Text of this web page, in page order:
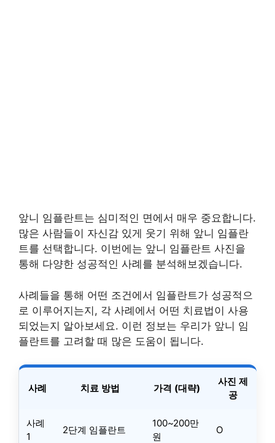
앞니 임플란트는 심미적인 면에서 매우 중요합니다.
많은 사람들이 자신감 있게 웃기 위해 앞니 임플란
트를 선택합니다. 이번에는 앞니 임플란트 사진을
통해 다양한 성공적인 사례를 분석해보겠습니다.
사례들을 통해 어떤 조건에서 임플란트가 성공적으
로 이루어지는지, 각 사례에서 어떤 치료법이 사용
되었는지 알아보세요. 이런 정보는 우리가 앞니 임
플란트를 고려할 때 많은 도움이 됩니다.
사례 치료 방법 가격 (대략)
사진 제
공
사례
1
2단계 임플란트
100~200만
원
O